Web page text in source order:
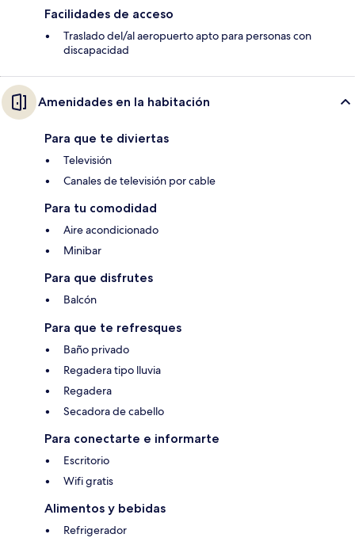
Facilidades de acceso
Traslado del/al aeropuerto apto para personas con
discapacidad
Amenidades en la habitación
Para que te diviertas
Televisión
Canales de televisión por cable
Para tu comodidad
Aire acondicionado
Minibar
Para que disfrutes
Balcón
Para que te refresques
Baño privado
Regadera tipo lluvia
Regadera
Secadora de cabello
Para conectarte e informarte
Escritorio
Wifi gratis
Alimentos y bebidas
Refrigerador